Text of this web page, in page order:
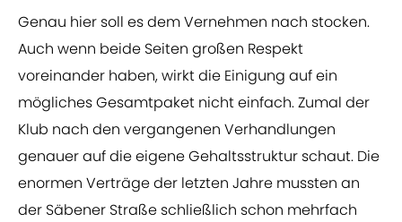
Genau hier soll es dem Vernehmen nach stocken.
Auch wenn beide Seiten großen Respekt
voreinander haben, wirkt die Einigung auf ein
mögliches Gesamtpaket nicht einfach. Zumal der
Klub nach den vergangenen Verhandlungen
genauer auf die eigene Gehaltsstruktur schaut. Die
enormen Verträge der letzten Jahre mussten an
der Säbener Straße schließlich schon mehrfach